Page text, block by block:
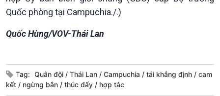
Podcast
Góc nhìn VOV1
Quốc phòng tại Campuchia./.)
Quốc Hùng/VOV-Thái Lan
Tag: Quân đội Thái Lan Campuchia tái khẳng định
cam
kết
ngừng bắn thúc đẩy hợp tác